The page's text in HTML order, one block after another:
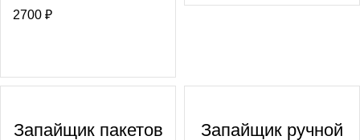
2700 ₽
Запайщик пакетов Запайщик ручной